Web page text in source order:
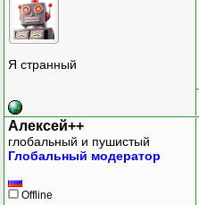
Я странный
Алексей++
глобальный и пушистый
Глобальный модератор
Offline